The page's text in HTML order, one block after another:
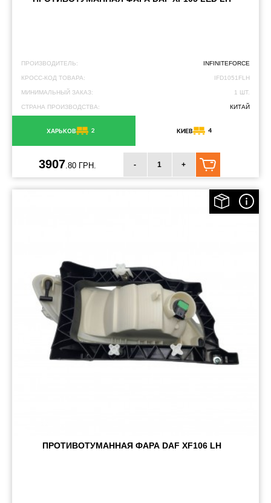
ПРОИЗВОДИТЕЛЬ: INFINITEFORCE
КРОСС-КОД ТОВАРА: IFD1051FLH
МИНИМАЛЬНЫЙ ЗАКАЗ: 1 ШТ.
СТРАНА ПРОИЗВОДСТВА: КИТАЙ
ХАРЬКОВ 2 КИЕВ 4
3907 .80 ГРН. - +
ПРОТИВОТУМАННАЯ ФАРА DAF XF106 LH